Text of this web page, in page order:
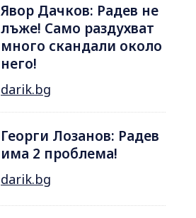
Явор Дачков: Радев не
лъже! Само раздухват
много скандали около
него!
darik.bg
Георги Лозанов: Радев
има 2 проблема!
darik.bg